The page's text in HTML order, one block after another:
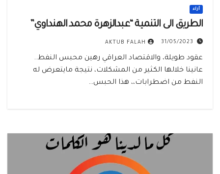
أراء
الطريق الى التنمية “عبدالزهرة محمد الهنداوي”
31/05/2023
AKTUB FALAH
عقود طويلة، والاقتصاد العراقي رهين محبس النفط..
عانينا خلالها الكثير من المشكلات، نتيجة مايتعرض له
النفط من اضطرابات،، هذا الحبس…